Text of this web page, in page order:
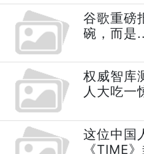
谷歌重磅
碗，而是
权威智库
人大吃一
这位中国
《TIME